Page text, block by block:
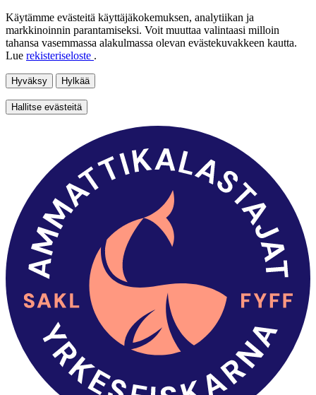
Käytämme evästeitä käyttäjäkokemuksen, analytiikan ja
markkinoinnin parantamiseksi. Voit muuttaa valintaasi milloin
tahansa vasemmassa alakulmassa olevan evästekuvakkeen kautta.
Lue rekisteriseloste .
Hyväksy Hylkää
Hallitse evästeitä